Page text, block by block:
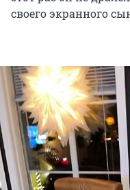
своего экранного